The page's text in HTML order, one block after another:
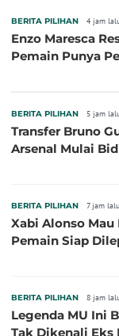
BERITA PILIHAN 4 jam
Enzo Maresca
Pemain Punya
BERITA PILIHAN 5 jam
Transfer Bruno
Arsenal Mulai
BERITA PILIHAN 7 jam lalu
Xabi Alonso Mau
Pemain Siap
BERITA PILIHAN 8 jam
Legenda MU Ini
Tak Dikenali Eks